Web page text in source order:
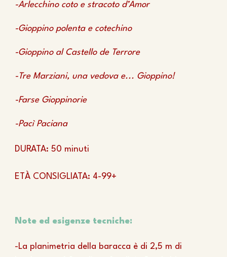
-Arlecchino coto e stracoto d’Amor
-Gioppino polenta e cotechino
-Gioppino al Castello de Terrore
-Tre Marziani, una vedova e... Gioppino!
-Farse Gioppinorie
-Pacì Paciana
DURATA: 50 minuti
ETÀ CONSIGLIATA: 4-99+
Note ed esigenze tecniche:
-La planimetria della baracca è di 2,5 m di